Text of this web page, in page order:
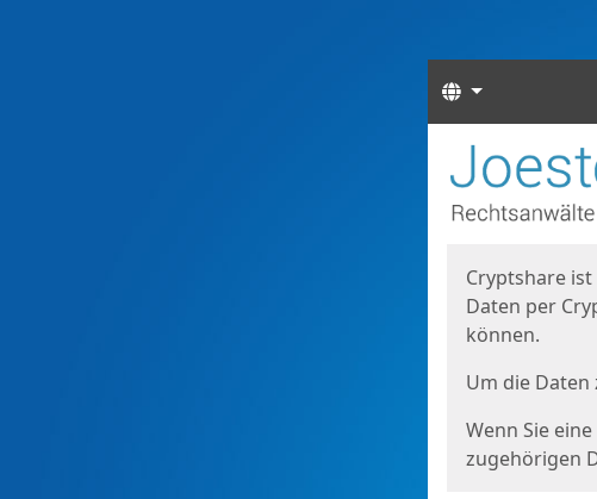
Sprachen
Start
Cryptshare
Daten per
können.
Um die Daten
Wenn Sie
zugehörigen